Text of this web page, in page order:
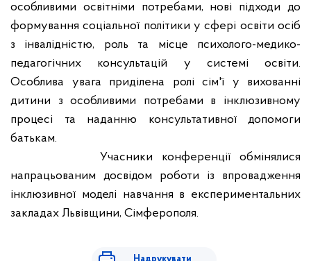
особливими освітніми потребами, нові підходи до
формування соціальної політики у сфері освіти осіб
з інвалідністю, роль та місце психолого-медико-
педагогічних консультацій у системі освіти.
Особлива увага приділена ролі сім'ї у вихованні
дитини з особливими потребами в інклюзивному
процесі та наданню консультативної допомоги
батькам.
Учасники конференції обмінялися
напрацьованим досвідом роботи із впровадження
інклюзивної моделі навчання в експериментальних
закладах Львівщини, Сімферополя.